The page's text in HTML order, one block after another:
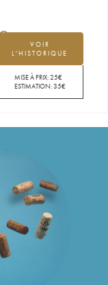
VOIR
L'HISTORIQUE
MISE À PRIX:25€
ESTIMATION:35€